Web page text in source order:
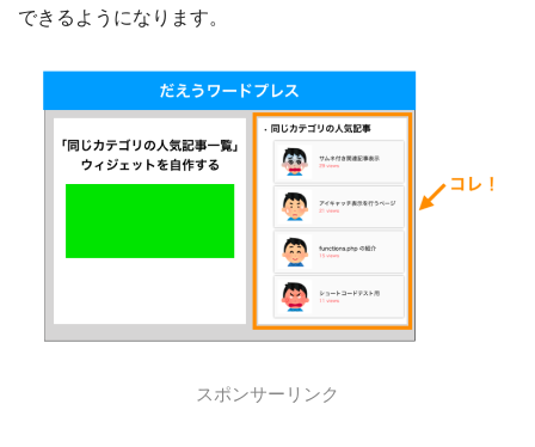
できるようになります。
スポンサーリンク